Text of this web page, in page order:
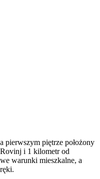
pierwszym piętrze położony
i 1 kilometr od
warunki mieszkalne, a